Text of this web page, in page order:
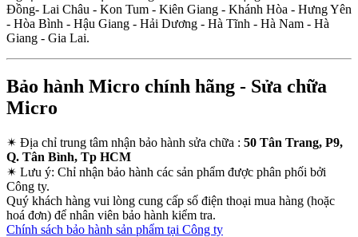
Đồng- Lai Châu - Kon Tum - Kiên Giang - Khánh Hòa - Hưng Yên
- Hòa Bình - Hậu Giang - Hải Dương - Hà Tĩnh - Hà Nam - Hà
Giang - Gia Lai.
Bảo hành Micro chính hãng - Sửa chữa
Micro
✴ Địa chỉ trung tâm nhận bảo hành sửa chữa : 50 Tân Trang, P9,
Q. Tân Bình, Tp HCM
✴ Lưu ý: Chỉ nhận bảo hành các sản phẩm được phân phối bởi
Công ty.
Quý khách hàng vui lòng cung cấp số điện thoại mua hàng (hoặc
hoá đơn) để nhân viên bảo hành kiểm tra.
Chính sách bảo hành sản phẩm tại Công ty